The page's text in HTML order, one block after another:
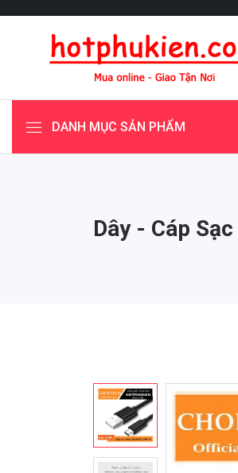
DANH MỤC SẢN PHẨM
Dây - Cáp Sạc